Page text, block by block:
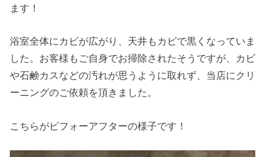
ます！
浴室全体にカビが広がり、天井もカビで黒くなっていま
した。お客様もご自身でお掃除されたそうですが、カビ
や石鹸カスなどの汚れが思うように取れず、当店にクリ
ーニングのご依頼を頂きました。
こちらがビフォーアフターの様子です！